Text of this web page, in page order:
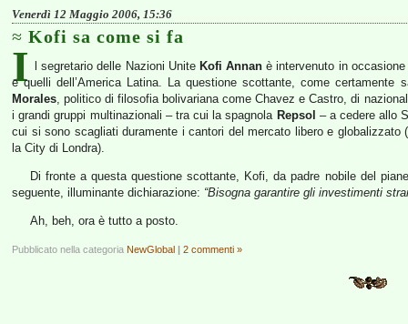
Venerdì 12 Maggio 2006, 15:36
Kofi sa come si fa
I l segretario delle Nazioni Unite Kofi Annan è intervenuto in occasione
e quelli dell’America Latina. La questione scottante, come
Morales, politico di filosofia bolivariana come Chavez e Castro, di
i grandi gruppi multinazionali – tra cui la spagnola Repsol – a cedere allo
cui si sono scagliati duramente i cantori del mercato libero e
la City di Londra).
Di fronte a questa questione scottante, Kofi, da padre nobile del
seguente, illuminante dichiarazione: “Bisogna garantire gli investimenti
Ah, beh, ora è tutto a posto.
Pubblicato nella categoria NewGlobal | 2 commenti »